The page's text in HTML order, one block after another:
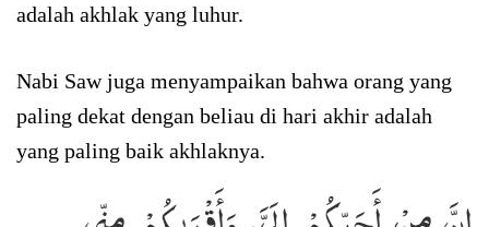
adalah akhlak yang luhur.
Nabi Saw juga menyampaikan bahwa orang yang
paling dekat dengan beliau di hari akhir adalah
yang paling baik akhlaknya.